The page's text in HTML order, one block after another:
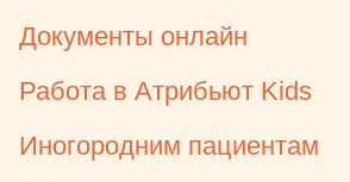
Документы онлайн
Работа в Атрибьют Kids
Иногородним пациентам